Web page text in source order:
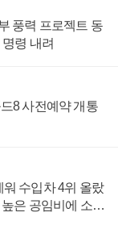
풍력 프로젝트 동
령 내려
8 사전예약 개통
수입차 4위 올랐
은 공임비에 소비